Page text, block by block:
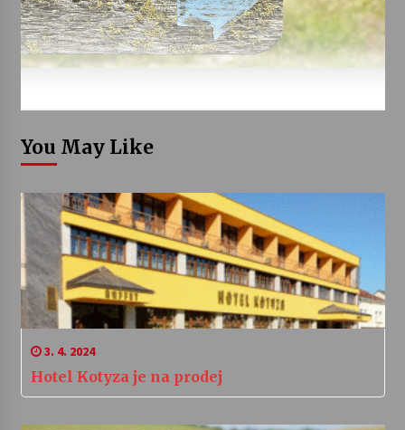
You May Like
3. 4. 2024
Hotel Kotyza je na prodej